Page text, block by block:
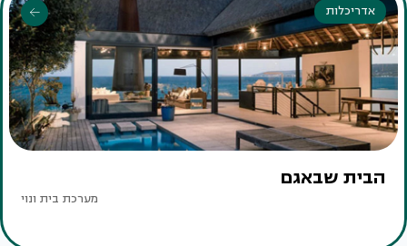
אדריכלות
הבית שבאגם
מערכת בית ונוי